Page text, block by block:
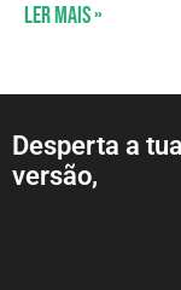
Ler mais »
Desperta a
versão,